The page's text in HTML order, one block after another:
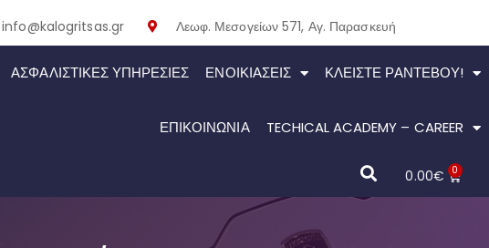
info@kalogritsas.gr Λεωφ. Μεσογείων 571, Αγ. Παρασκευή
ΑΣΦΑΛΙΣΤΙΚΕΣ ΥΠΗΡΕΣΙΕΣ ΕΝΟΙΚΙΆΣΕΙΣ ΚΛΕΊΣΤΕ ΡΑΝΤΕΒΟΎ!
ΕΠΙΚΟΙΝΩΝΙΑ TECHICAL ACADEMY – CAREER
0.00€ 0